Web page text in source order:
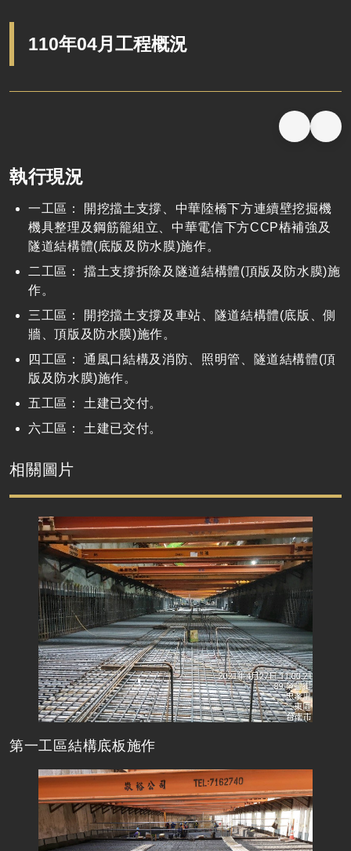
110年04月工程概況
執行現況
一工區： 開挖擋土支撐、中華陸橋下方連續壁挖掘機
機具整理及鋼筋籠組立、中華電信下方CCP樁補強及
隧道結構體(底版及防水膜)施作。
二工區： 擋土支撐拆除及隧道結構體(頂版及防水膜)施
作。
三工區： 開挖擋土支撐及車站、隧道結構體(底版、側
牆、頂版及防水膜)施作。
四工區： 通風口結構及消防、照明管、隧道結構體(頂
版及防水膜)施作。
五工區： 土建已交付。
六工區： 土建已交付。
相關圖片
第一工區結構底板施作